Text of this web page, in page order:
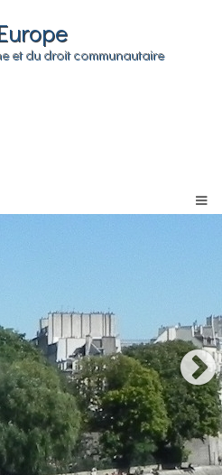
et du droit communautaire